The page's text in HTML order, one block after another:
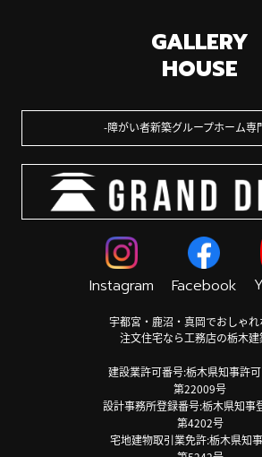
GALLERY
HOUSE
障がい者新築グループホーム専
Instagram Facebook
宇都宮・鹿沼・真岡でおしゃれ
注文住宅なら工務店の栃木建
建設業許可番号:栃木県知事許
第22009号
設計事務所登録番号:栃木県知事
第4202号
宅地建物取引業免許:栃木県知事